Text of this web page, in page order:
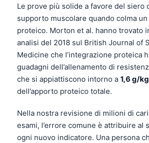
Le prove più solide a favore del siero
supporto muscolare quando colma
proteico. Morton et al. hanno trovato
analisi del 2018 sul British Journal of
Medicine che l’integrazione proteica
guadagni dell’allenamento di
che si appiattiscono intorno a 1,6 g/
dell’apporto proteico totale.
Nella nostra revisione di milioni di
esami, l’errore comune è attribuire al
ogni nuovo indicatore. Una persona